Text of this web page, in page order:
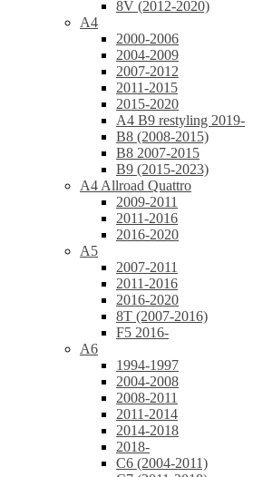
8V (2012-2020)
A4
2000-2006
2004-2009
2007-2012
2011-2015
2015-2020
A4 B9 restyling 2019-
B8 (2008-2015)
B8 2007-2015
B9 (2015-2023)
A4 Allroad Quattro
2009-2011
2011-2016
2016-2020
A5
2007-2011
2011-2016
2016-2020
8T (2007-2016)
F5 2016-
A6
1994-1997
2004-2008
2008-2011
2011-2014
2014-2018
2018-
C6 (2004-2011)